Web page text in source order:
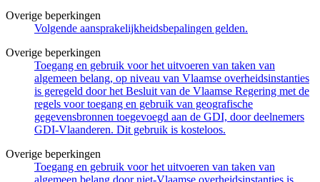
Overige beperkingen
Volgende aansprakelijkheidsbepalingen gelden.
Overige beperkingen
Toegang en gebruik voor het uitvoeren van taken van
algemeen belang, op niveau van Vlaamse overheidsinstanties
is geregeld door het Besluit van de Vlaamse Regering met de
regels voor toegang en gebruik van geografische
gegevensbronnen toegevoegd aan de GDI, door deelnemers
GDI-Vlaanderen. Dit gebruik is kosteloos.
Overige beperkingen
Toegang en gebruik voor het uitvoeren van taken van
algemeen belang door niet-Vlaamse overheidsinstanties is